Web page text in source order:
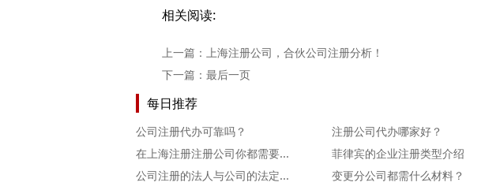
相关阅读:
上一篇： 上海注册公司，合伙公司注册分析！
下一篇： 最后一页
每日推荐
公司注册代办可靠吗？ 注册公司代办哪家好？
在上海注册注册公司你都需要准备什么？
菲律宾的企业注册类型介绍
公司注册的法人与公司的法定代表人有何区别？
变更分公司都需什么材料？